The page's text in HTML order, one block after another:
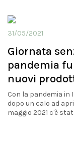
31/05/2021
Giornata
pandemia
nuovi
Con la pandemia in
dopo un calo ad
maggio 2021 c'è